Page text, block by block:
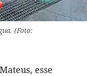
(Foto:
esse